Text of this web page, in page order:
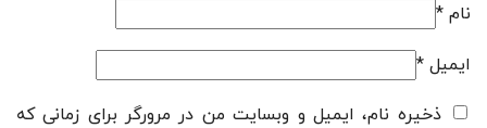
نام *
ایمیل *
ذخیره نام، ایمیل و وبسایت من در مرورگر برای زمانی که